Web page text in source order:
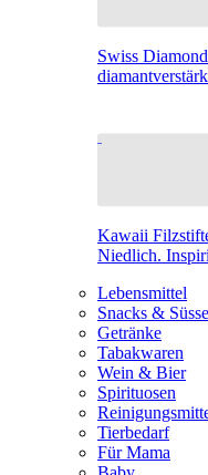
Swiss
Kawaii
Niedlich.
Lebensmittel
Snacks &
Getränke
Tabakwaren
Wein & Bier
Spirituosen
Tierbedarf
Für Mama